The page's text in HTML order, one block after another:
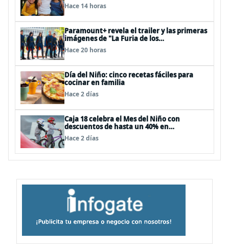
Hace 14 horas
Paramount+ revela el trailer y las primeras
imágenes de "La Furia de los
Thundermans"
Hace 20 horas
Día del Niño: cinco recetas fáciles para
cocinar en familia
Hace 2 días
Caja 18 celebra el Mes del Niño con
descuentos de hasta un 40% en
panoramas, cine, shows y streaming
Hace 2 días